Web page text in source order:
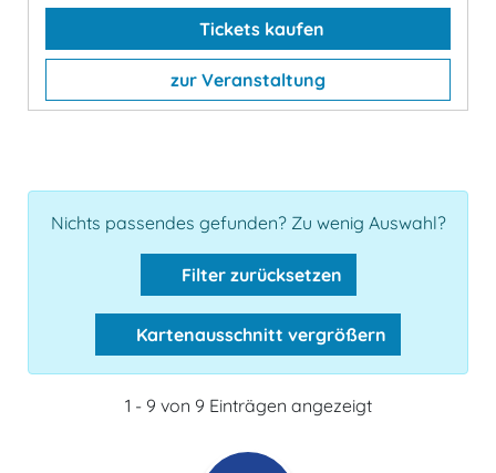
Tickets kaufen
zur Veranstaltung
Nichts passendes gefunden? Zu wenig Auswahl?
Filter zurücksetzen
Kartenausschnitt vergrößern
1 - 9 von 9 Einträgen angezeigt